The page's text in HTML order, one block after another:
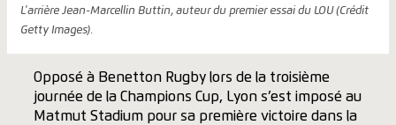
L'arrière Jean-Marcellin Buttin, auteur du premier essai du LOU (Crédit
Getty Images).
Opposé à Benetton Rugby lors de la troisième
journée de la Champions Cup, Lyon s’est imposé au
Matmut Stadium pour sa première victoire dans la